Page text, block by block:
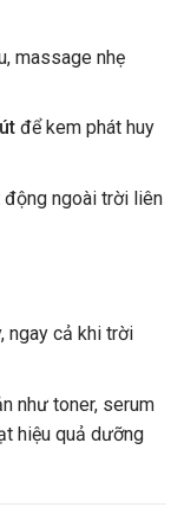
massage nhẹ
để kem phát huy
ngoài trời liên
ngay cả khi trời
như toner, serum
hiệu quả dưỡng